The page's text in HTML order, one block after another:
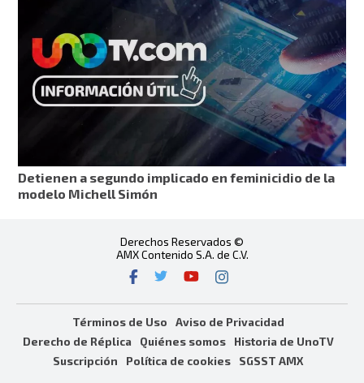
Detienen a segundo implicado en feminicidio de la
modelo Michell Simón
Derechos Reservados ©
AMX Contenido S.A. de C.V.
Términos de Uso
Aviso de Privacidad
Derecho de Réplica
Quiénes somos
Historia de UnoTV
Suscripción
Política de cookies SGSST AMX